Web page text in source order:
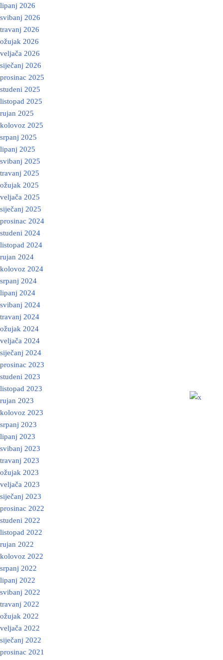
lipanj 2026
svibanj 2026
travanj 2026
ožujak 2026
veljača 2026
siječanj 2026
prosinac 2025
studeni 2025
listopad 2025
rujan 2025
kolovoz 2025
srpanj 2025
lipanj 2025
svibanj 2025
travanj 2025
ožujak 2025
veljača 2025
siječanj 2025
prosinac 2024
studeni 2024
listopad 2024
rujan 2024
kolovoz 2024
srpanj 2024
lipanj 2024
svibanj 2024
travanj 2024
ožujak 2024
veljača 2024
siječanj 2024
prosinac 2023
studeni 2023
listopad 2023
rujan 2023
kolovoz 2023
srpanj 2023
lipanj 2023
svibanj 2023
travanj 2023
ožujak 2023
veljača 2023
siječanj 2023
prosinac 2022
studeni 2022
listopad 2022
rujan 2022
kolovoz 2022
srpanj 2022
lipanj 2022
svibanj 2022
travanj 2022
ožujak 2022
veljača 2022
siječanj 2022
prosinac 2021